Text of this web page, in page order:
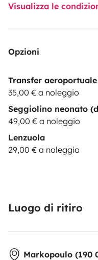
Visualizza le
Opzioni
Transfer
35,00 € a noleggio
Seggiolino neonato
49,00 € a noleggio
Lenzuola
29,00 € a noleggio
Luogo di ritiro
Markopoulo (190